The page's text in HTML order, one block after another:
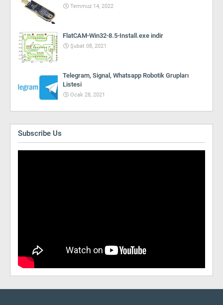
Temmuz 14, 2022
FlatCAM-Win32-8.5-Install.exe indir
Şubat 08, 2021
Telegram, Signal, Whatsapp Robotik Grupları
Listesi
Ocak 28, 2021
Subscribe Us